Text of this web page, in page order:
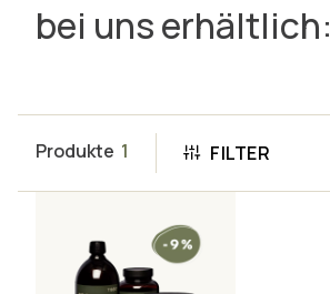
bei uns erhältlich:
Produkte 1 FILTER